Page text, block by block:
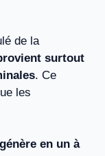
de la
surtout
. Ce
les
en un à